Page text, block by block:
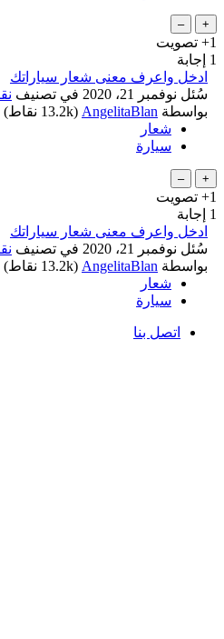
+1 تصويت
1 إجابة
ادخل واعرف معنى شعار سياراتك
سُئل نوفمبر 21، 2020 في تصنيف
بواسطة AngelitaBlan
(
13.2k نقاط)
شعار
سيارة
+1 تصويت
1 إجابة
ادخل واعرف معنى شعار سياراتك
سُئل نوفمبر 21، 2020 في تصنيف
بواسطة AngelitaBlan
(
13.2k نقاط)
شعار
سيارة
اتصل بنا